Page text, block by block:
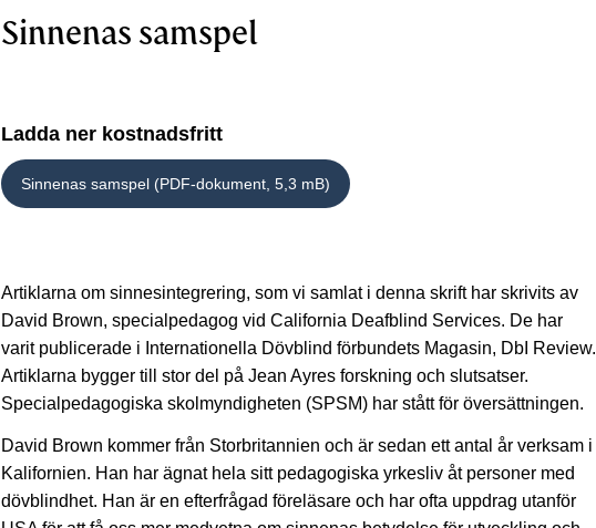
Sinnenas samspel
Ladda ner kostnadsfritt
Sinnenas samspel (PDF-dokument, 5,3 mB)
Artiklarna om sinnesintegrering, som vi samlat i denna skrift har skrivits av
David Brown, specialpedagog vid California Deafblind Services. De har
varit publicerade i Internationella Dövblind förbundets Magasin, DbI Review.
Artiklarna bygger till stor del på Jean Ayres forskning och slutsatser.
Specialpedagogiska skolmyndigheten (SPSM) har stått för översättningen.
David Brown kommer från Storbritannien och är sedan ett antal år verksam i
Kalifornien. Han har ägnat hela sitt pedagogiska yrkesliv åt personer med
dövblindhet. Han är en efterfrågad föreläsare och har ofta uppdrag utanför